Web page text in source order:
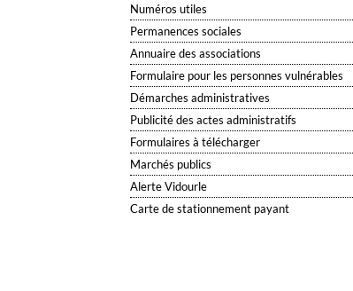
Numéros utiles
Permanences sociales
Annuaire des associations
Formulaire pour les personnes vulnérables
Démarches administratives
Publicité des actes administratifs
Formulaires à télécharger
Marchés publics
Alerte Vidourle
Carte de stationnement payant